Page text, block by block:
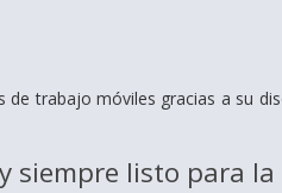
de trabajo móviles gracias a su
siempre listo para